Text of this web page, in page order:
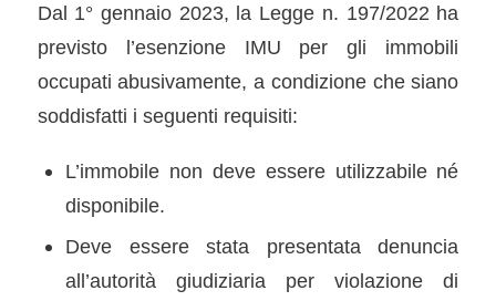
Dal 1° gennaio 2023, la Legge n. 197/2022 ha
previsto l’esenzione IMU per gli immobili
occupati abusivamente, a condizione che siano
soddisfatti i seguenti requisiti:
L’immobile non deve essere utilizzabile né
disponibile.
Deve essere stata presentata denuncia
all’autorità giudiziaria per violazione di